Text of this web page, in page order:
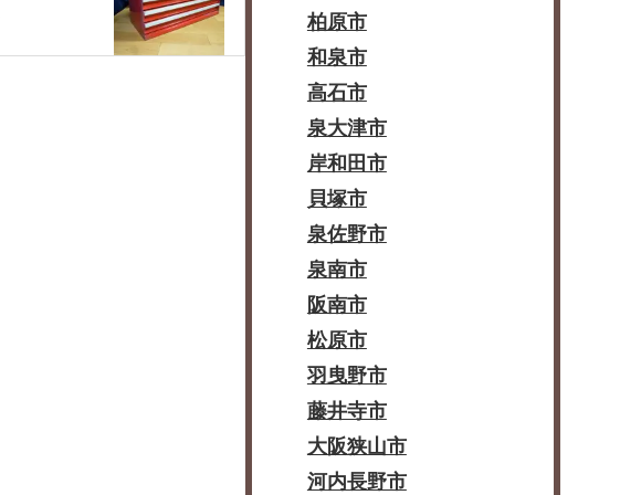
柏原市
和泉市
高石市
泉大津市
岸和田市
貝塚市
泉佐野市
泉南市
阪南市
松原市
羽曳野市
藤井寺市
大阪狭山市
河内長野市